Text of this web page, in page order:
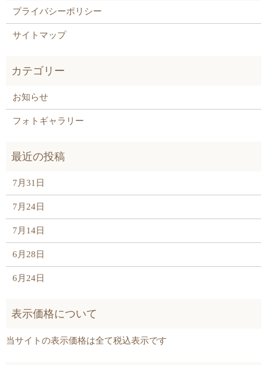
プライバシーポリシー
サイトマップ
お知らせ
フォトギャラリー
7月31日
7月24日
7月14日
6月28日
6月24日